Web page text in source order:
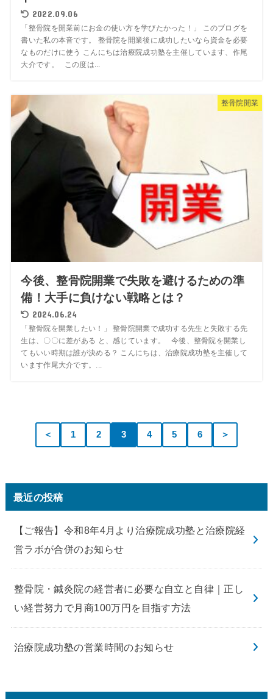
2022.09.06
「整骨院を開業前にお金の使い方を学びたかった！」 このブログを
書いた私の本音です。 整骨院を開業後に成功したいなら資金を必要
なものだけに使う こんにちは治療院成功塾を主催しています、作尾
大介です。 この度は...
整骨院開業
今後、整骨院開業で失敗を避けるための準
備！大手に負けない戦略とは？
2024.06.24
「整骨院を開業したい！」 整骨院開業で成功する先生と失敗する先
生は、〇〇に差がある と、感じています。 今後、整骨院を開業し
てもいい時期は誰が決める？ こんにちは、治療院成功塾を主催して
います作尾大介です。...
＜ 1 2 3 4 5 6 ＞
最近の投稿
【ご報告】令和8年4月より治療院成功塾と治療院経
営ラボが合併のお知らせ
整骨院・鍼灸院の経営者に必要な自立と自律｜正し
い経営努力で月商100万円を目指す方法
治療院成功塾の営業時間のお知らせ